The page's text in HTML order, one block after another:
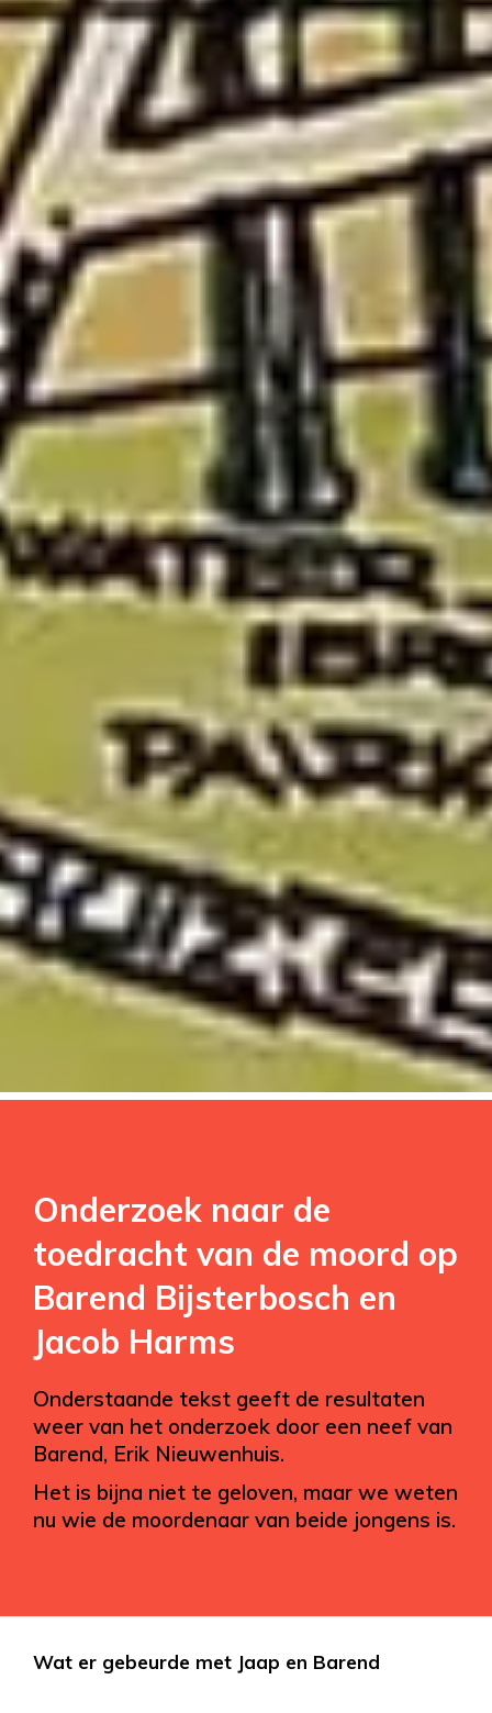
Onderzoek naar de
toedracht van de moord op
Barend Bijsterbosch en
Jacob Harms
Onderstaande tekst geeft de resultaten
weer van het onderzoek door een neef van
Barend, Erik Nieuwenhuis.
Het is bijna niet te geloven, maar we weten
nu wie de moordenaar van beide jongens is.
Wat er gebeurde met Jaap en Barend